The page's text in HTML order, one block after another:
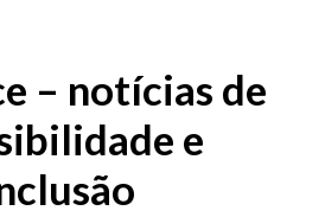
– notícias de
e